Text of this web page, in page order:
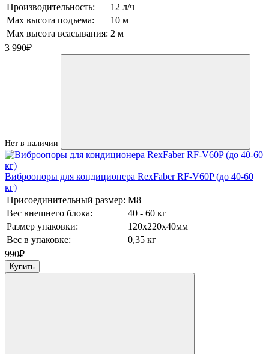
Производительность:
12 л/ч
Max высота подъема:
10 м
Max высота всасывания: 2 м
3 990₽
Нет в наличии
Виброопоры для кондиционера RexFaber RF-V60P (до 40-60
кг)
Присоединительный размер: М8
Вес внешнего блока:
40 - 60 кг
Размер упаковки:
120х220х40мм
Вес в упаковке:
0,35 кг
990₽
Купить